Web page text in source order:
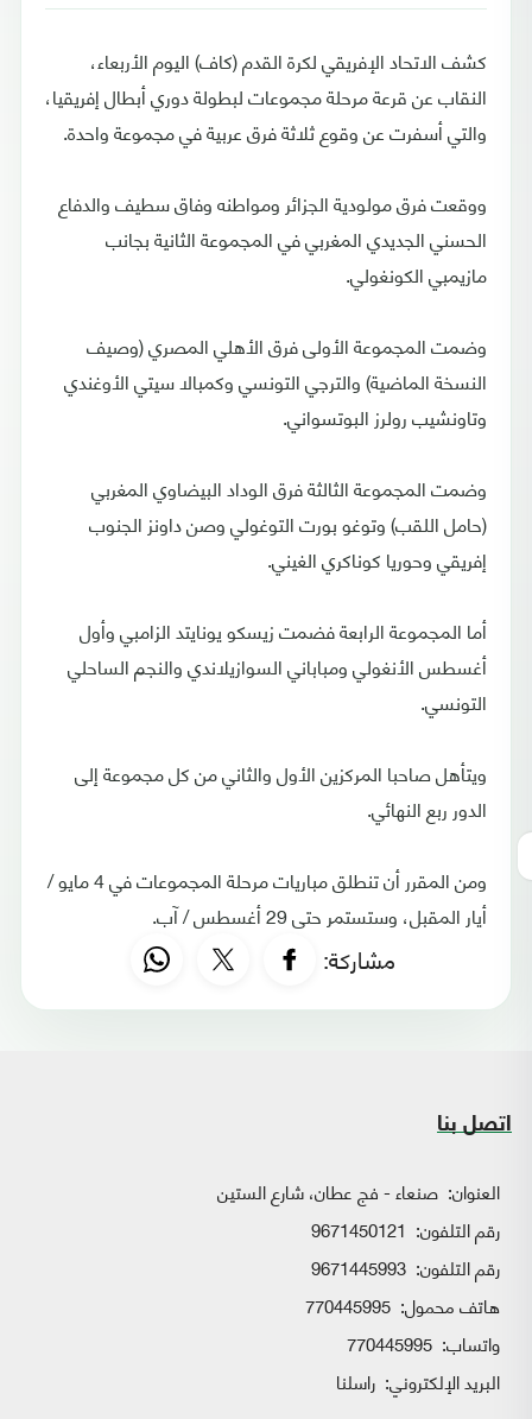
كشف الاتحاد الإفريقي لكرة القدم (كاف) اليوم الأربعاء،
النقاب عن قرعة مرحلة مجموعات لبطولة دوري أبطال إفريقيا،
والتي أسفرت عن وقوع ثلاثة فرق عربية في مجموعة واحدة.
ووقعت فرق مولودية الجزائر ومواطنه وفاق سطيف والدفاع
الحسني الجديدي المغربي في المجموعة الثانية بجانب
مازيمبي الكونغولي.
وضمت المجموعة الأولى فرق الأهلي المصري (وصيف
النسخة الماضية) والترجي التونسي وكمبالا سيتي الأوغندي
وتاونشيب رولرز البوتسواني.
وضمت المجموعة الثالثة فرق الوداد البيضاوي المغربي
(حامل اللقب) وتوغو بورت التوغولي وصن داونز الجنوب
إفريقي وحوريا كوناكري الغيني.
أما المجموعة الرابعة فضمت زيسكو يونايتد الزامبي وأول
أغسطس الأنغولي ومباباني السوازيلاندي والنجم الساحلي
التونسي.
ويتأهل صاحبا المركزين الأول والثاني من كل مجموعة إلى
الدور ربع النهائي.
ومن المقرر أن تنطلق مباريات مرحلة المجموعات في 4 مايو /
أيار المقبل، وستستمر حتى 29 أغسطس / آب.
مشاركة:
اتصل بنا
العنوان: صنعاء - فج عطان، شارع الستين
رقم التلفون: 9671450121
رقم التلفون: 9671445993
هاتف محمول: 770445995
واتساب:
البريد الإلكتروني: راسلنا